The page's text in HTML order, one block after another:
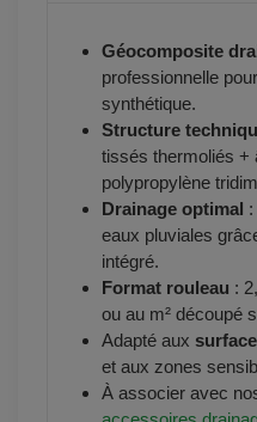
Géocomposite
professionnelle
synthétique.
Structure
tissés thermoliés +
polypropylène
Drainage optimal
eaux pluviales
intégré.
Format rouleau :
ou au m² découpé
Adapté aux
et aux zones
À associer avec